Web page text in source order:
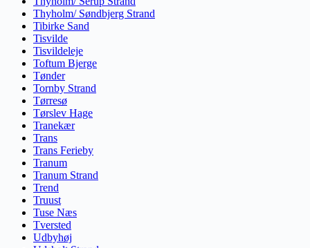
Thyholm/ Søndbjerg Strand
Tibirke Sand
Tisvilde
Tisvildeleje
Toftum Bjerge
Tønder
Tornby Strand
Tørresø
Tørslev Hage
Tranekær
Trans
Trans Ferieby
Tranum
Tranum Strand
Trend
Truust
Tuse Næs
Tversted
Udbyhøj